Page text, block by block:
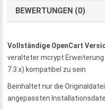
BEWERTUNGEN (0)
Vollständige OpenCart
veralteter mcrypt Erweiterung
7.3.x) kompatibel zu sein.
Beinhaltet nur die
angepassten